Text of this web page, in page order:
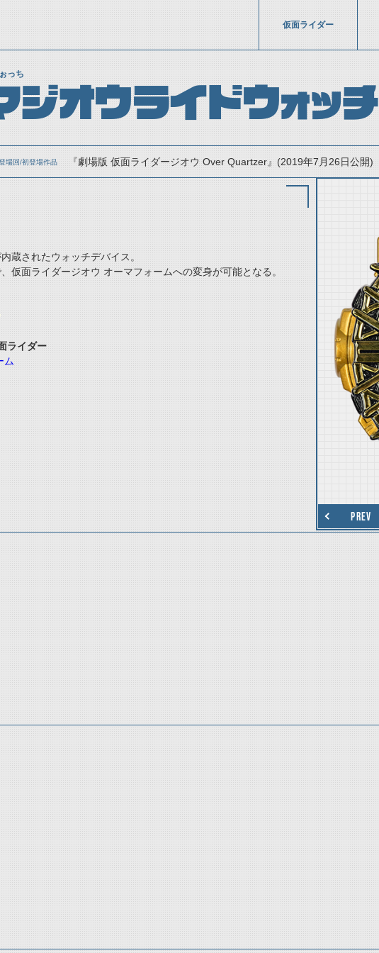
仮面ライダー
っち
ジオウライドウォッチ
場回/初登場作品 『劇場版 仮面ライダージオウ Over Quartzer』(2019年7月26日公開)
蔵されたウォッチデバイス。
仮面ライダージオウ オーマフォームへの変身が可能となる。
ライダー
ム
PREV